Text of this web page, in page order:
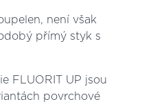
není však
přímý styk s
FLUORIT UP jsou
povrchové